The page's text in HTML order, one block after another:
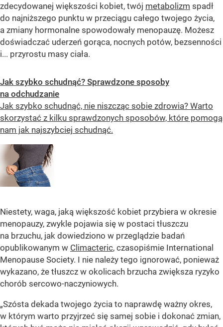
zdecydowanej większości kobiet, twój metabolizm spadł
do najniższego punktu w przeciągu całego twojego życia,
a zmiany hormonalne spowodowały menopauzę. Możesz
doświadczać uderzeń gorąca, nocnych potów, bezsenności
i... przyrostu masy ciała.
Jak szybko schudnąć? Sprawdzone sposoby
na odchudzanie
Jak szybko schudnąć, nie niszcząc sobie zdrowia? Warto
skorzystać z kilku sprawdzonych sposobów, które pomogą
nam jak najszybciej schudnąć.
Niestety, waga, jaką większość kobiet przybiera w okresie
menopauzy, zwykle pojawia się w postaci tłuszczu
na brzuchu, jak dowiedziono w przeglądzie badań
opublikowanym w Climacteric, czasopiśmie International
Menopause Society. I nie należy tego ignorować, ponieważ
wykazano, że tłuszcz w okolicach brzucha zwiększa ryzyko
chorób sercowo-naczyniowych.
„Szósta dekada twojego życia to naprawdę ważny okres,
w którym warto przyjrzeć się samej sobie i dokonać zmian,